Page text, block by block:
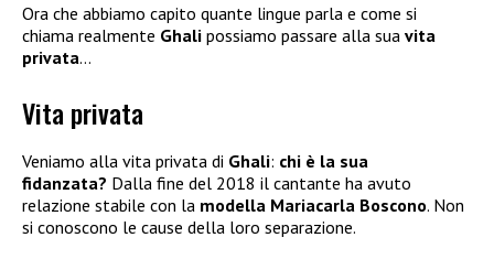
Ora che abbiamo capito quante lingue parla e come si
chiama realmente Ghali possiamo passare alla sua vita
privata…
Vita privata
Veniamo alla vita privata di Ghali: chi è la sua
fidanzata? Dalla fine del 2018 il cantante ha avuto
relazione stabile con la modella Mariacarla Boscono. Non
si conoscono le cause della loro separazione.